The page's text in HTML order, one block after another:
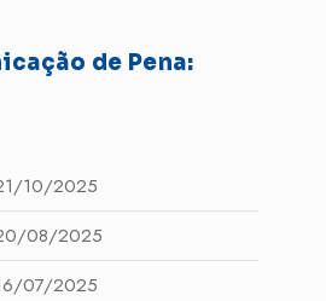
de Pena:
10/2025
08/2025
07/2025